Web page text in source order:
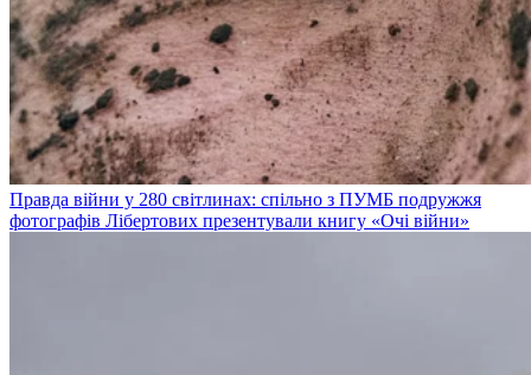
Правда війни у 280 світлинах: спільно з ПУМБ подружжя
фотографів Лібертових презентували книгу «Очі війни»